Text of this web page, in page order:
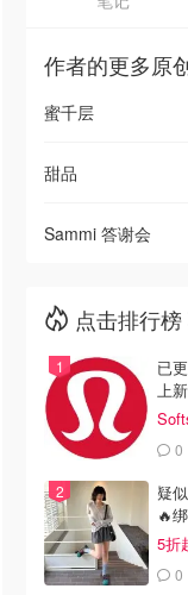
作者的更多原
蜜千层
甜品
Sammi 答谢会
点击排行榜
已
上
0
疑
🔥
5折
£68！
0